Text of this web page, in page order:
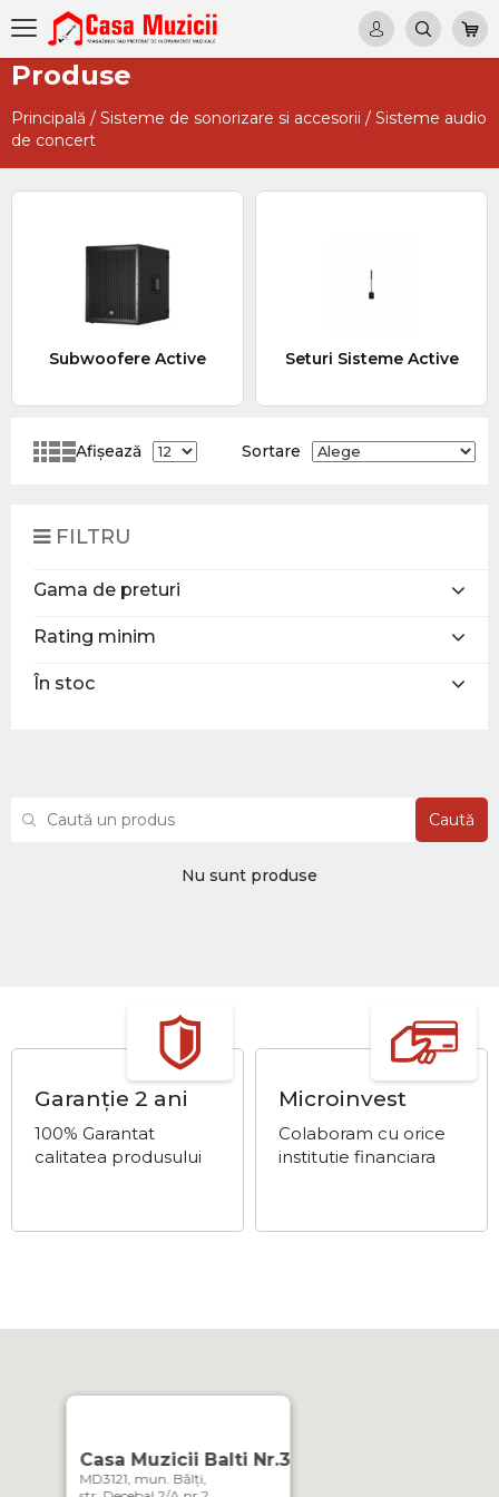
Produse
Principală / Sisteme de sonorizare si accesorii / Sisteme audio
de concert
Subwoofere Active Seturi Sisteme Active
Afișează Sortare
FILTRU
Gama de preturi
Rating minim
În stoc
Caută
Nu sunt produse
Garanție 2 ani
100% Garantat
calitatea produsului
Microinvest
Colaboram cu orice
institutie financiara
Casa Muzicii Balti Nr.3
MD3121, mun. Bălți,